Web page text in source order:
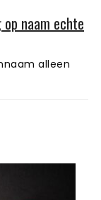
naam echte
alleen